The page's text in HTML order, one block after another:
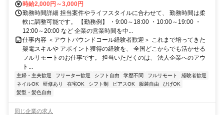
時給2,000円～3,000円
勤務時間詳細 担当案件やライフスタイルに合わせて、 勤務時間は柔
軟に調整可能です。 【勤務例】 ・9:00～18:00 ・10:00～19:00 ・
12:00～20:00 など 企業の営業時間を中...
仕事内容 ＜アウトバウンドコール経験者歓迎＞ これまで培ってきた
架電スキルや アポイント獲得の経験を、 全国どこからでも活かせる
フルリモートのお仕事です。 担当いただくのは、 法人企業へのアウ
ト...
主婦・主夫歓迎 フリーター歓迎 シフト自由 学歴不問 フルリモート
経験者歓迎
ネイルOK
研修あり 在宅OK シフト制 ピアスOK 服装自由
ひげOK
髪型・髪色自由
同じ企業の求人